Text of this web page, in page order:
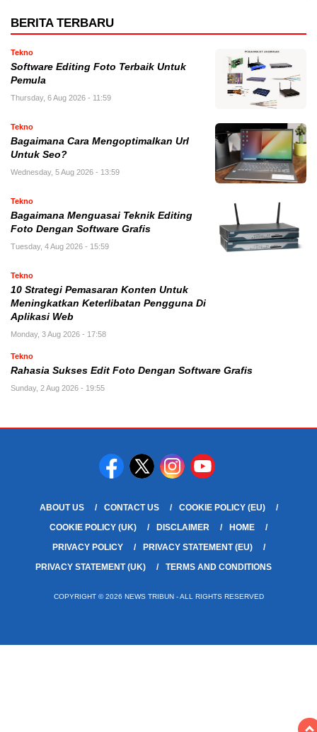
BERITA TERBARU
Tekno
Software Editing Foto Terbaik Untuk
Pemula
Thursday, 6 Aug 2026 - 11:59
Tekno
Bagaimana Cara Mengoptimalkan Url
Untuk Seo?
Wednesday, 5 Aug 2026 - 13:59
Tekno
Bagaimana Menguasai Teknik Editing
Foto Dengan Software Grafis
Tuesday, 4 Aug 2026 - 15:59
Tekno
10 Strategi Pemasaran Konten Untuk
Meningkatkan Keterlibatan Pengguna Di
Aplikasi Web
Monday, 3 Aug 2026 - 17:58
Tekno
Rahasia Sukses Edit Foto Dengan Software Grafis
Sunday, 2 Aug 2026 - 19:55
ABOUT US CONTACT US
COOKIE POLICY (EU)
COOKIE POLICY (UK)
DISCLAIMER
HOME
PRIVACY POLICY
PRIVACY STATEMENT (EU)
PRIVACY STATEMENT (UK)
TERMS AND CONDITIONS
COPYRIGHT © 2026 NEWS TRIBUN - ALL RIGHTS RESERVED